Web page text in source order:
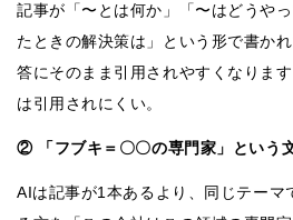
記事が「〜とは何か」「〜はどうや
たときの解決策は」という形で書か
答にそのまま引用されやすくなりま
は引用されにくい。
② 「フブキ＝〇〇の専門家」という
AIは記事が1本あるより、同じテーマ